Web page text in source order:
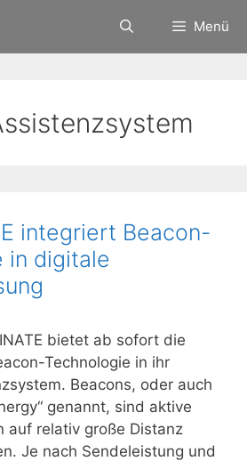
Menü
integriert Beacon-
in digitale
bietet ab sofort die
Technologie in ihr
Beacons, oder auch
genannt, sind aktive
auf relativ große Distanz
Je nach Sendeleistung und